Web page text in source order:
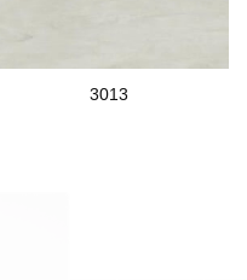
3013